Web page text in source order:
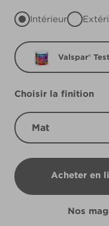
Intérieur
Valspar®
Choisir la finition
Mat
Acheter en
B&Q
Nos